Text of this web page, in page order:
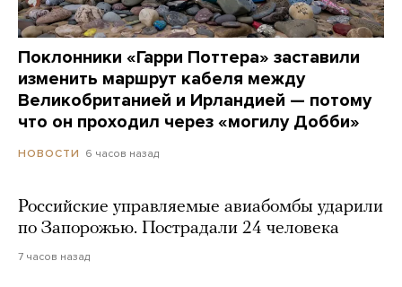
Поклонники «Гарри Поттера» заставили
изменить маршрут кабеля между
Великобританией и Ирландией — потому
что он проходил через «могилу Добби»
НОВОСТИ 6 часов назад
Российские управляемые авиабомбы ударили
по Запорожью. Пострадали 24 человека
7 часов назад